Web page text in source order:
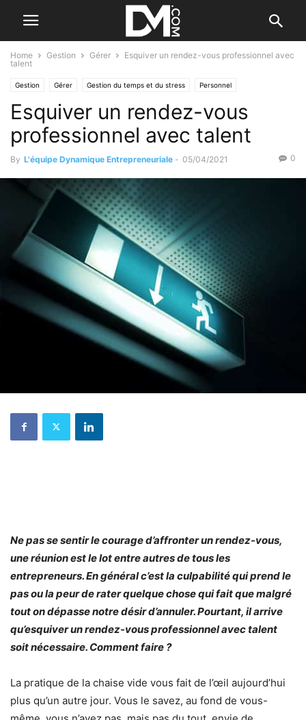
Home Gestion Gérer
Esquiver un rendez-vous professionnel avec
talent
Gestion Gérer Gestion du temps et du stress Personnel
Esquiver un rendez-vous
professionnel avec talent
By L'équipe Dynamique Entrepreneuriale - 05/04/2021 0
Ne pas se sentir le courage d’affronter un rendez-vous,
une réunion est le lot entre autres de tous les
entrepreneurs. En général c’est la culpabilité qui prend le
pas ou la peur de rater quelque chose qui fait que malgré
tout on dépasse notre désir d’annuler. Pourtant, il arrive
qu’esquiver un rendez-vous professionnel avec talent
soit nécessaire. Comment faire ?
La pratique de la chaise vide vous fait de l’œil aujourd’hui
plus qu’un autre jour. Vous le savez, au fond de vous-